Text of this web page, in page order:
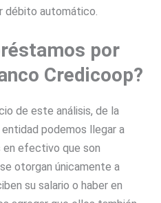
débito automático.
por
Credicoop?
de este análisis, de la
podemos llegar a
efectivo que son
otorgan únicamente a
su salario o haber en